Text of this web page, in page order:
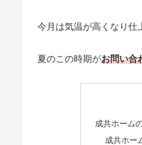
今月は気温が高くなり仕
夏のこの時期がお問い合
成共ホーム
成共ホー